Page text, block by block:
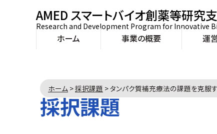
AMED スマートバイオ創薬等研究
Research and Development Program for Innovative
ホーム 事業の概要 運
ホーム >採択課題 >タンパク質補充療法の課題を克
採択課題